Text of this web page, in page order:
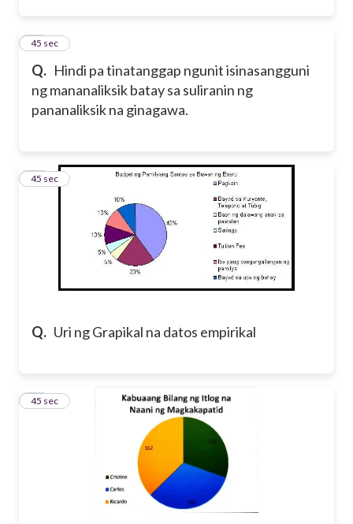
Q. Hindi pa tinatanggap ngunit isinasangguni
ng mananaliksik batay sa suliranin ng
pananaliksik na ginagawa.
40
45 sec
Q. Uri ng Grapikal na datos empirikal
41
45 sec
42
45 sec